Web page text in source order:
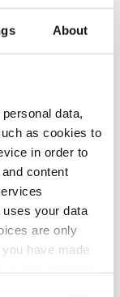
About
data,
as cookies to
in order to
content
uses your data
are only
have made